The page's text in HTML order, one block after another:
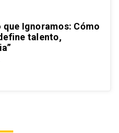
Ignoramos: Cómo
talento,